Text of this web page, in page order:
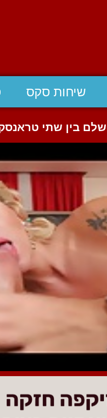
שיחות סקס
בין שתי